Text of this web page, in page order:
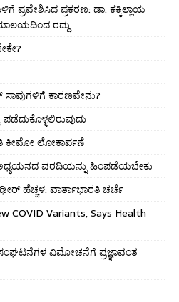
ಪ್ರಕರಣ: ಡಾ. ಕಕ್ಕಿಲ್ಲಾಯ
ರದ್ದು
ಸಾವುಗಳಿಗೆ ಕಾರಣವೇನು?
ಕೀಮೋ ಲೋಕಾರ್ಪಣೆ
ವರದಿಯನ್ನು ಹಿಂಪಡೆಯಬೇಕು
ಹೆಚ್ಚಳ: ವಾರ್ತಾಭಾರತಿ ಚರ್ಚೆ
COVID Variants, Says Health
ವಿಮೋಚನೆಗೆ ಪ್ರಜ್ಞಾವಂತ